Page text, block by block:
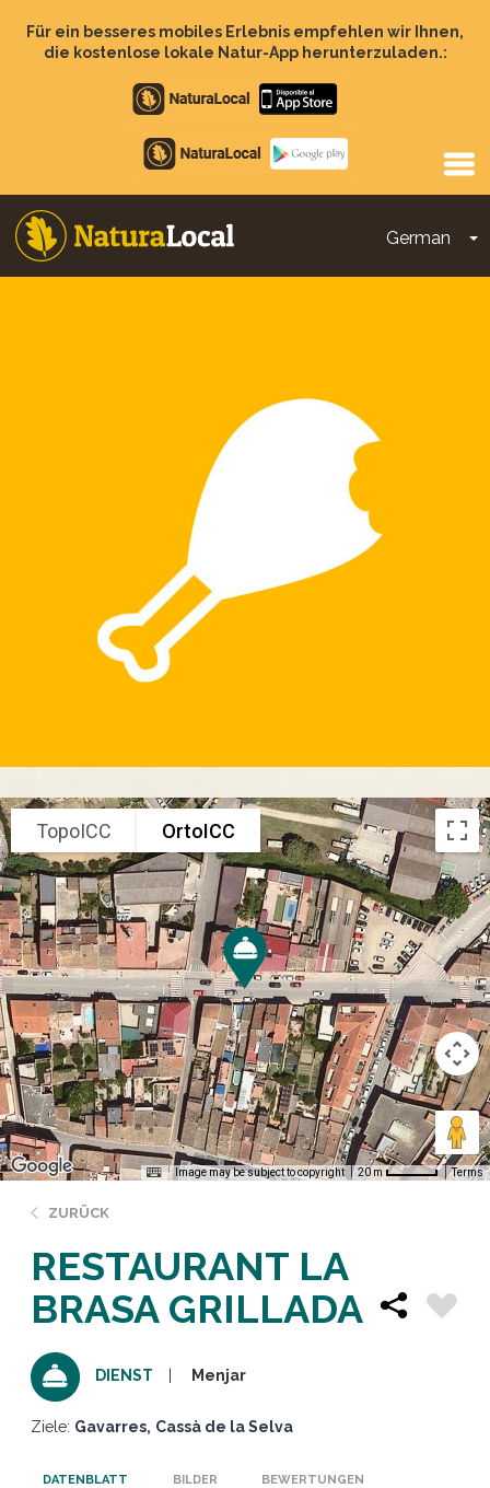
zumFür ein besseres mobiles Erlebnis empfehlen wir Ihnen,
die kostenlose lokale Natur-App herunterzuladen.:
Apple
store
Google
Play
German
Main
TopoICC OrtoICC
Image may be subject to copyright 20 m Terms
ZURÜCK
RESTAURANT LA
BRASA GRILLADA
DIENST Menjar
Ziele: Gavarres Cassà de la Selva
DATENBLATT BILDER BEWERTUNGEN